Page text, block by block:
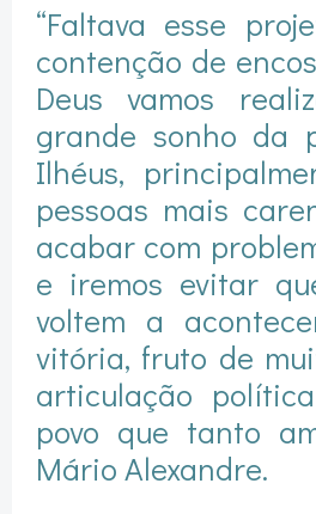
“Faltava esse
contenção de
Deus vamos
grande sonho da
Ilhéus,
pessoas mais
acabar com
e iremos evitar
voltem a
vitória, fruto de
articulação
povo que tanto
Mário Alexandre.